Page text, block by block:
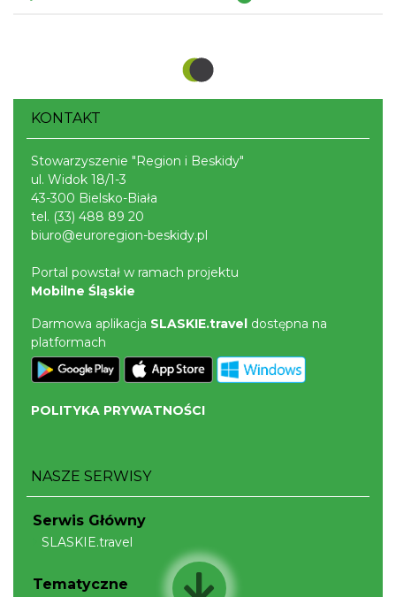
KONTAKT
Stowarzyszenie "Region i Beskidy"
ul. Widok 18/1-3
43-300 Bielsko-Biała
tel. (33) 488 89 20
biuro@euroregion-beskidy.pl
Portal powstał w ramach projektu
Mobilne Śląskie
Darmowa aplikacja SLASKIE.travel dostępna na
platformach
POLITYKA PRYWATNOŚCI
NASZE SERWISY
Serwis Główny
SLASKIE.travel
Tematyczne